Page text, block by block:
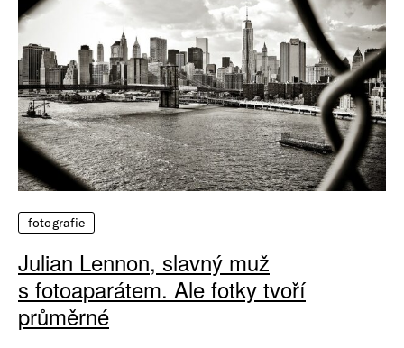
fotografie
Julian Lennon, slavný muž
s fotoaparátem. Ale fotky tvoří
průměrné